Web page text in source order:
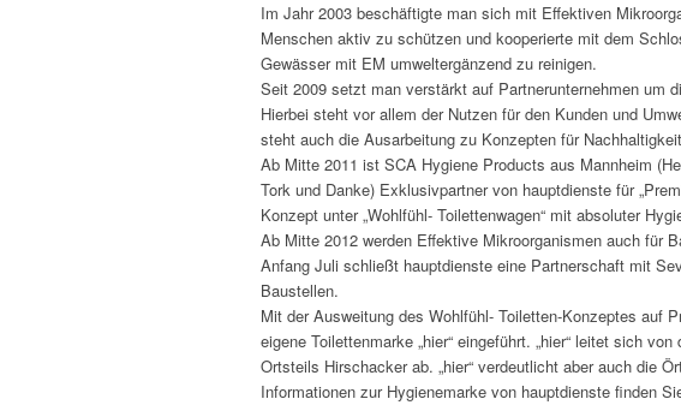
Im Jahr 2003 beschäftigte man sich mit Effektiven
Menschen aktiv zu schützen und kooperierte mit dem
Gewässer mit EM umweltergänzend zu reinigen.
Seit 2009 setzt man verstärkt auf Partnerunternehmen um
Hierbei steht vor allem der Nutzen für den Kunden und
steht auch die Ausarbeitung zu Konzepten für
Ab Mitte 2011 ist SCA Hygiene Products aus Mannheim
Tork und Danke) Exklusivpartner von hauptdienste für
Konzept unter „Wohlfühl- Toilettenwagen“ mit absoluter
Ab Mitte 2012 werden Effektive Mikroorganismen auch für
Anfang Juli schließt hauptdienste eine Partnerschaft mit
Baustellen.
Mit der Ausweitung des Wohlfühl- Toiletten-Konzeptes auf
eigene Toilettenmarke „hier“ eingeführt. „hier“ leitet sich
Ortsteils Hirschacker ab. „hier“ verdeutlicht aber auch die
Informationen zur Hygienemarke von hauptdienste finden